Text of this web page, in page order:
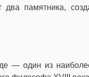
два памятника,
— один из